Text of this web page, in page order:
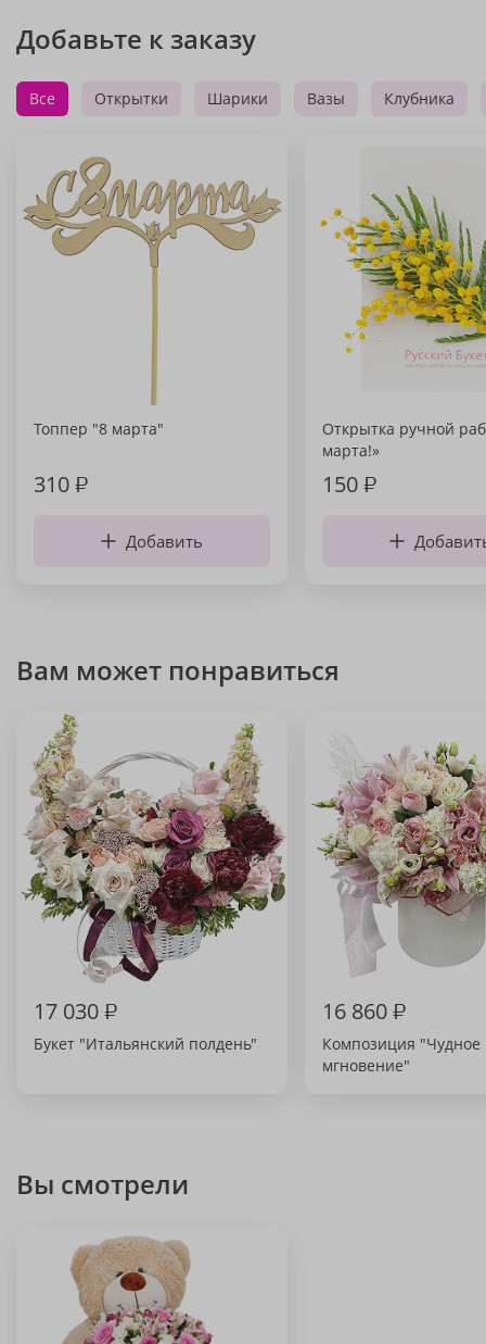
Добавьте к заказу
Все Открытки Шарики Вазы Клубника
Топпер "8 марта"
310₽
Добавить
Открытка ручной
марта!»
150₽
Вам может понравиться
17 030₽
Букет "Итальянский полдень"
16 860₽
Композиция "Чудное
мгновение"
Вы смотрели